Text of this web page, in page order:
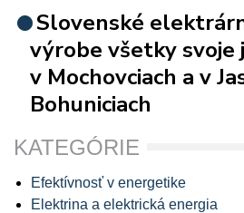
Slovenské
výrobe všetky svoje
v Mochovciach a v
Bohuniciach
KATEGÓRIE
Efektívnosť v energetike
Elektrina a elektrická energia